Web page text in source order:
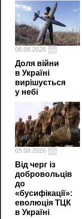
06.08.2026
Доля війни
в Україні
вирішується
у небі
05.08.2026
Від черг із
добровольців
до
«бусифікації»:
еволюція ТЦК
в Україні